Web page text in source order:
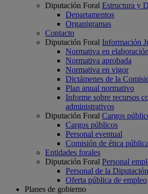
Diputación Foral Estructura y
Departamentos
Organigramas
Contacto
Diputación Foral Información
Normativa en elaboración
Normativa aprobada
Normativa en vigor
Dictámenes de la
Plan anual normativo
Informe sobre recursos
administrativos
Diputación Foral Cargos
Cargos públicos
Personal eventual
Comisión de ética pública
Entidades forales
Diputación Foral Personal
Personal de la
Oferta pública de empleo
Planes de gobierno